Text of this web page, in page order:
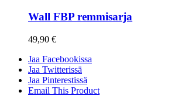
Wall FBP remmisarja
49,90 €
Jaa Facebookissa
Jaa Twitterissä
Jaa Pinterestissä
Email This Product